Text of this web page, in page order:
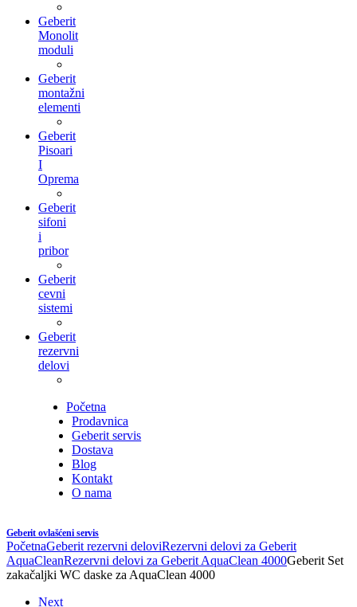
Geberit
Monolit
moduli
Geberit
montažni
elementi
Geberit
Pisoari
I
Oprema
Geberit
sifoni
i
pribor
Geberit
cevni
sistemi
Geberit
rezervni
delovi
Početna
Prodavnica
Geberit servis
Dostava
Blog
Kontakt
O nama
Geberit ovlašćeni servis
PočetnaGeberit rezervni deloviRezervni delovi za Geberit
AquaCleanRezervni delovi za Geberit AquaClean 4000Geberit Set
zakačaljki WC daske za AquaClean 4000
Next